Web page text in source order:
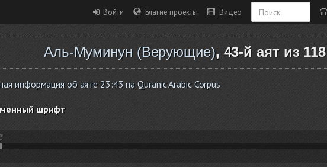
Войти Благие проекты Видео
Аль-Муминун (Верующие), 43-й аят из 118
информация об аяте 23:43 на Quranic Arabic Corpus
шрифт